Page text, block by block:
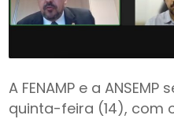
A FENAMP e a
quinta-feira (14), com